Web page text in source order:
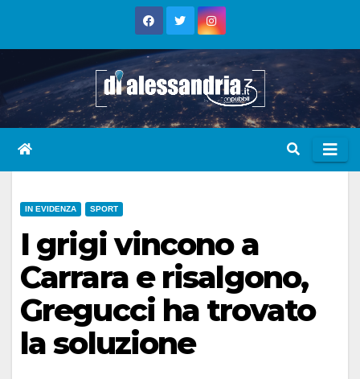
IN EVIDENZA SPORT
I grigi vincono a
Carrara e risalgono,
Gregucci ha trovato
la soluzione